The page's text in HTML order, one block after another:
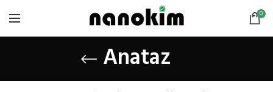
0
Anataz